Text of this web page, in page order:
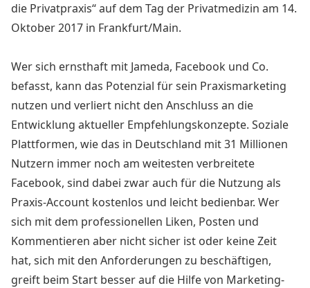
die Privatpraxis“ auf dem Tag der Privatmedizin am 14.
Oktober 2017 in Frankfurt/Main.
Wer sich ernsthaft mit Jameda, Facebook und Co.
befasst, kann das Potenzial für sein Praxismarketing
nutzen und verliert nicht den Anschluss an die
Entwicklung aktueller Empfehlungskonzepte. Soziale
Plattformen, wie das in Deutschland mit 31 Millionen
Nutzern immer noch am weitesten verbreitete
Facebook, sind dabei zwar auch für die Nutzung als
Praxis-Account kostenlos und leicht bedienbar. Wer
sich mit dem professionellen Liken, Posten und
Kommentieren aber nicht sicher ist oder keine Zeit
hat, sich mit den Anforderungen zu beschäftigen,
greift beim Start besser auf die Hilfe von Marketing-